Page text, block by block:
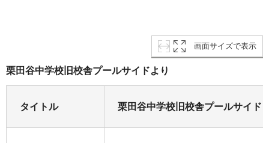
画面サイズで表示
栗田谷中学校旧校舎プールサイドより
タイトル 栗田谷中学校旧校舎プールサイド